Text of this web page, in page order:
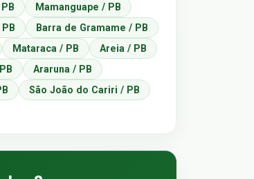
Mamanguape / PB
Barra de Gramame / PB
Mataraca / PB
Areia / PB
Araruna / PB
São João do Cariri / PB